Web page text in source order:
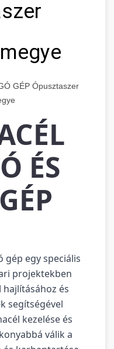
GÉP Ópusztaszer
ÉS
gép egy speciális
projektekben
és
segítségével
kezelése és
válik a